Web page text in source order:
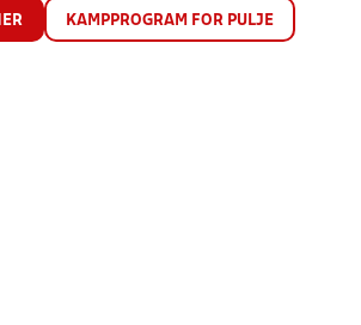
KAMPPROGRAM FOR PULJE